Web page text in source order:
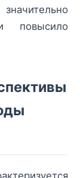
повысило